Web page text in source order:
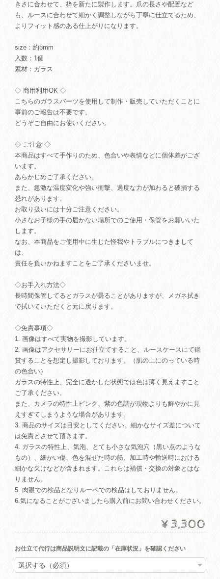
きさに合わせて、枠を新たに製作します。爪の長さや配置など
も、ルースに合わせて細かく調整しながら丁寧に仕立てるため、
よりフィット感のある仕上がりになります。
size：約8mm
入数：1個
素材：ガラス
◇ 商用利用OK ◇
こちらのガラスパーツを使用して制作・販売していただくことに
事前のご報告は不要です。
どうぞご自由にお使いください。
◇ ご注意 ◇
本商品はすべて手作りのため、色合いや表情などに個体差がござ
います。
あらかじめご了承ください。
また、急激な温度変化や強い衝撃、過度な力が加わると破損する
恐れがあります。
お取り扱いには十分ご注意ください。
小さなお子様の手の届かない場所でのご使用・保管をお願いいた
します。
なお、本商品をご使用中に生じた怪我やトラブルにつきまして
は、
責任を負いかねますことをご了承くださいませ。
◇お手入れ方法◇
長時間保管してるとガラスが曇ることがありますが、メガネ拭き
で拭いていただくと元に戻ります。
◇免責事項◇
1. 画像はすべて実物を撮影しています。
2. 画像はアクセサリーにお仕立てすること、ルースケースにて鑑
賞することを想定し撮影しております。（肌の上にのっている時
の色合い）
ガラスの特性上、完全に透かした状態では色は薄く見えますこと
ご了承ください。
また、カメラの特性上ピンク、紫の色調が現物よりも鮮やかに見
えすぎてしまうような場合があります。
3. 商品のサイズは目安としてください。細かなサイズ差について
は免責とさせて頂きます。
4. ガラスの特性上、気泡、とても小さな気泡穴（黒い点のような
もの）、細かい傷、色を混ぜた時の筋、加工時や輸送時における
細かな欠けなどが含まれます。これらは補償・交換の対象とはな
りません。
5. 肉眼での検品となりルーペでの検品はしておりません。
6.気になることがございましたら購入前にお問い合わせください。
¥3,300
お仕立て代行は商品説明文に記載の「在庫状況」を確認ください